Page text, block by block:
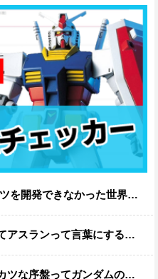
った世界線のガンダムｗｗｗｗｗｗｗ
のが下手なだけでめっちゃいい人なのでは？
ガンダムの中だと割と珍しい気がする